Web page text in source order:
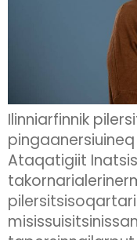
Ilinniarfinnik
Ataqatigiit